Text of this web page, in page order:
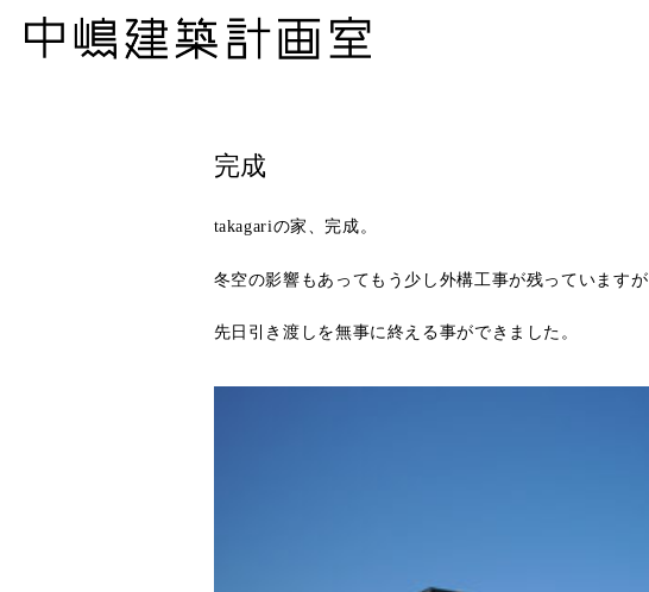
完成
takagariの家、完成。
冬空の影響もあってもう少し外構工事が残っていますが
先日引き渡しを無事に終える事ができました。